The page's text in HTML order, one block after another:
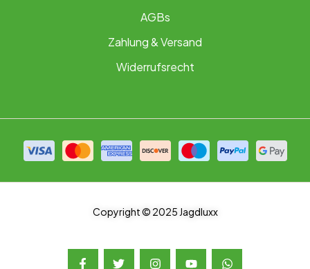
AGBs
Zahlung & Versand
Widerrufsrecht
Copyright © 2025 Jagdluxx